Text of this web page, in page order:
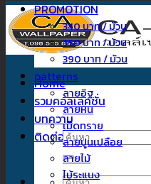
Home
รวมคอลเลคชั่น
บทความ
ติดต่อเรา
ค้นหา:
PROMOTION
340 บาท / ม้วน
350 บาท / ม้วน
390 บาท / ม้วน
patterns
ลายอิฐ
ลายหิน
เม็ดทราย
ลายปูนเปลือย
ลายไม้
ไม้ระแนง